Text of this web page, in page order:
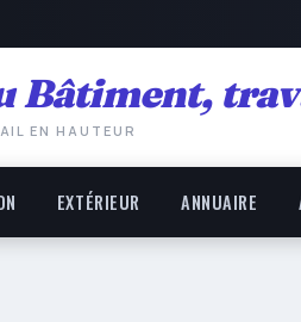
Bâtiment,
EN HAUTEUR
EXTÉRIEUR ANNUAIRE